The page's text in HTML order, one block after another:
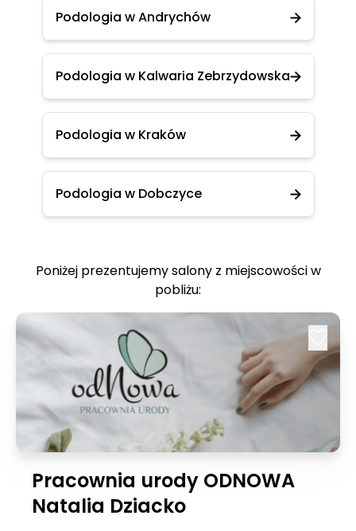
Podologia w Andrychów
Podologia w Kalwaria Zebrzydowska
Podologia w Kraków
Podologia w Dobczyce
Poniżej prezentujemy salony z miejscowości w
pobliżu:
Pracownia urody ODNOWA
Natalia Dziacko